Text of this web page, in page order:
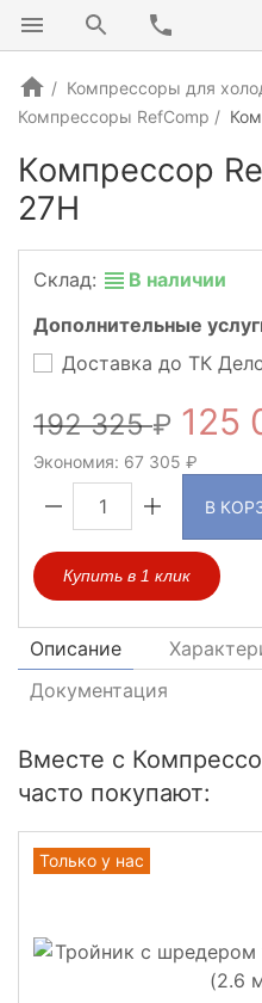
Компрессоры для
Компрессоры RefComp
Компрессор
27H
КИТАЙ
Склад:
В наличии
Дополнительные
Доставка до ТК
192 325 125
Экономия: 67 305
В
Купить в 1 клик
Описание
Документация
Вместе с
часто покупают:
Только у нас